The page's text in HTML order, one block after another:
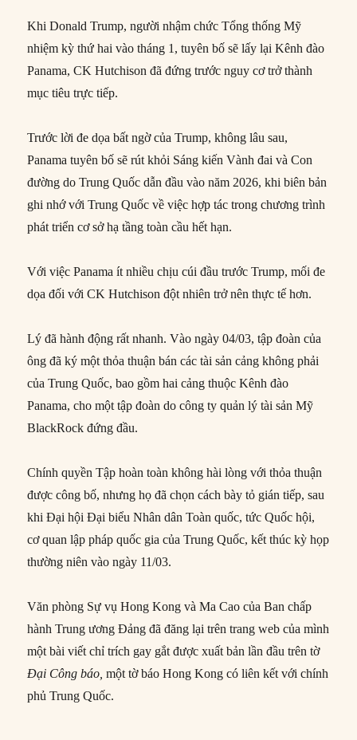
Khi Donald Trump, người nhậm chức Tổng thống Mỹ
nhiệm kỳ thứ hai vào tháng 1, tuyên bố sẽ lấy lại Kênh đào
Panama, CK Hutchison đã đứng trước nguy cơ trở thành
mục tiêu trực tiếp.
Trước lời đe dọa bất ngờ của Trump, không lâu sau,
Panama tuyên bố sẽ rút khỏi Sáng kiến Vành đai và Con
đường do Trung Quốc dẫn đầu vào năm 2026, khi biên bản
ghi nhớ với Trung Quốc về việc hợp tác trong chương trình
phát triển cơ sở hạ tầng toàn cầu hết hạn.
Với việc Panama ít nhiều chịu cúi đầu trước Trump, mối đe
dọa đối với CK Hutchison đột nhiên trở nên thực tế hơn.
Lý đã hành động rất nhanh. Vào ngày 04/03, tập đoàn của
ông đã ký một thỏa thuận bán các tài sản cảng không phải
của Trung Quốc, bao gồm hai cảng thuộc Kênh đào
Panama, cho một tập đoàn do công ty quản lý tài sản Mỹ
BlackRock đứng đầu.
Chính quyền Tập hoàn toàn không hài lòng với thỏa thuận
được công bố, nhưng họ đã chọn cách bày tỏ gián tiếp, sau
khi Đại hội Đại biểu Nhân dân Toàn quốc, tức Quốc hội,
cơ quan lập pháp quốc gia của Trung Quốc, kết thúc kỳ họp
thường niên vào ngày 11/03.
Văn phòng Sự vụ Hong Kong và Ma Cao của Ban chấp
hành Trung ương Đảng đã đăng lại trên trang web của mình
một bài viết chỉ trích gay gắt được xuất bản lần đầu trên tờ
Đại Công báo, một tờ báo Hong Kong có liên kết với chính
phủ Trung Quốc.